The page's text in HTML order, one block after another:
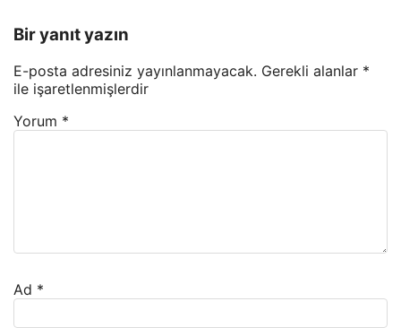
Bir yanıt yazın
E-posta adresiniz yayınlanmayacak. Gerekli alanlar *
ile işaretlenmişlerdir
Yorum *
Ad *